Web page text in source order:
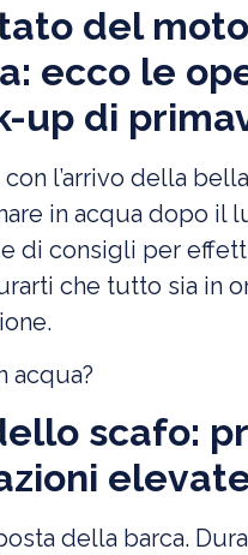
del
ecco le
up di
l’arrivo della
in acqua dopo il
di consigli per
che tutto sia in
acqua?
scafo:
della barca.